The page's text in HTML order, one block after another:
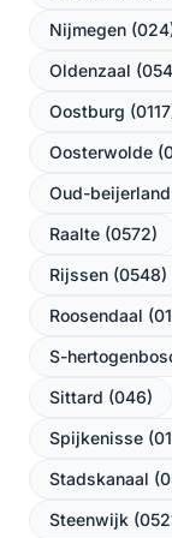
Nijmegen
Oldenzaal
Oostburg
Oosterwolde
Oud-
Raalte (0572)
Rijssen (0548)
Roosendaal
S-
Sittard (046)
Spijkenisse
Stadskanaal
Steenwijk